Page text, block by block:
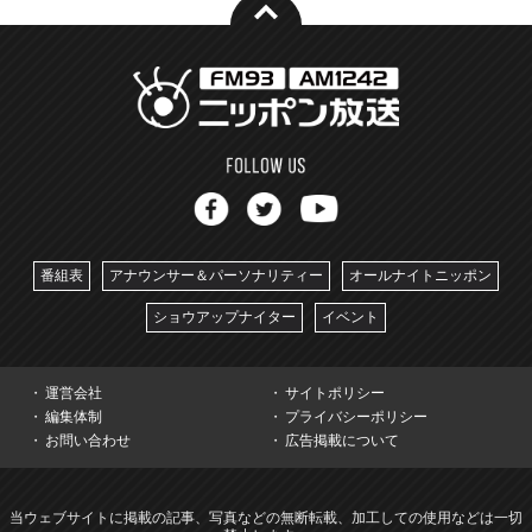
番組表 アナウンサー＆パーソナリティー オールナイトニッポン
ショウアップナイター イベント
運営会社
サイトポリシー
編集体制
プライバシーポリシー
お問い合わせ
広告掲載について
当ウェブサイトに掲載の記事、写真などの無断転載、加工しての使用などは一切